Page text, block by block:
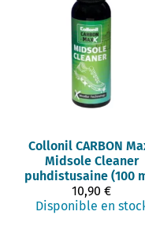
Collonil CARBON
Midsole Cleaner
puhdistusaine (100
10,90 €
Disponible en